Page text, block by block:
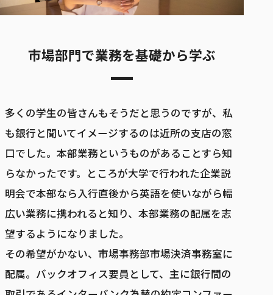
市場部門で業務を基礎から学ぶ
多くの学生の皆さんもそうだと思うのですが、私
も銀行と聞いてイメージするのは近所の支店の窓
口でした。本部業務というものがあることすら知
らなかったです。ところが大学で行われた企業説
明会で本部なら入行直後から英語を使いながら幅
広い業務に携われると知り、本部業務の配属を志
望するようになりました。
その希望がかない、市場事務部市場決済事務室に
配属。バックオフィス要員として、主に銀行間の